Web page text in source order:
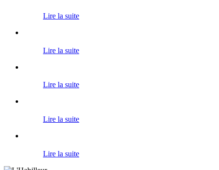
Lire la suite
Lire la suite
Lire la suite
Lire la suite
Lire la suite